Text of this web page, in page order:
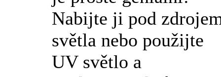
Nabijte ji pod
světla nebo použijte
UV světlo a